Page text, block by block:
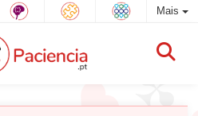
Mais